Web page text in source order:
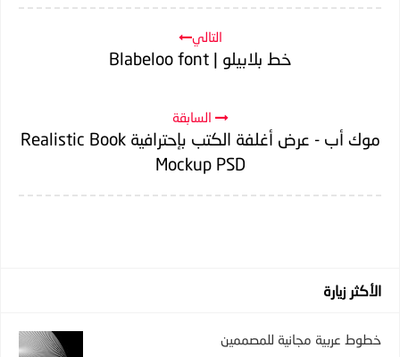
التالي
خط بلابيلو | Blabeloo font
السابقة
موك أب - عرض أغلفة الكتب بإحترافية Realistic Book
Mockup PSD
الأكثر زيارة
خطوط عربية مجانية للمصممين